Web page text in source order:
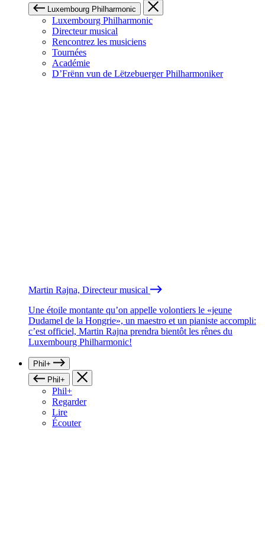
Luxembourg Philharmonic
Luxembourg Philharmonic
Directeur musical
Rencontrez les musiciens
Tournées
Académie
D’Frënn vun de Lëtzebuerger Philharmoniker
Martin Rajna, Directeur musical
Une étoile montante qu’on appelle volontiers le «jeune
Dudamel de la Hongrie», un maestro et un pianiste accompli:
c’est officiel, Martin Rajna prendra bientôt les rênes du
Luxembourg Philharmonic!
Phil+
Phil+
Phil+
Regarder
Lire
Écouter